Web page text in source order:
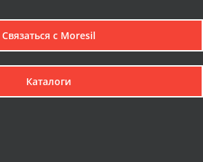
Связаться с Мoresil
Каталоги